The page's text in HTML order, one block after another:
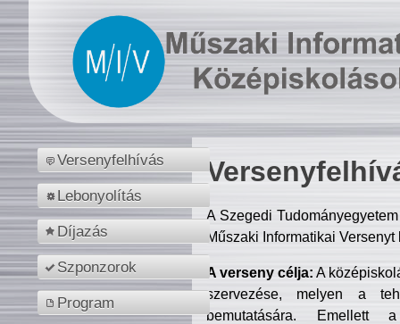
Versenyfelhívás
Lebonyolítás
Díjazás
Szponzorok
Program
A Szegedi
Műszaki Informatikai
A verseny célja: A
szervezése, melyen a
bemutatására. Emellett